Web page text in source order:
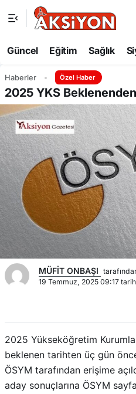
Güncel Eğitim Sağlık
Haberler Özel Haber
2025 YKS
MÜFİT ONBAŞI
19 Temmuz, 2025 09:17
2025 Yükseköğretim
beklenen tarihten üç gün
ÖSYM tarafından erişime
aday sonuçlarına ÖSYM